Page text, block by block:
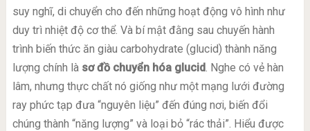
suy nghĩ, di chuyển cho đến những hoạt động vô hình như
duy trì nhiệt độ cơ thể. Và bí mật đằng sau chuyến hành
trình biến thức ăn giàu carbohydrate (glucid) thành năng
lượng chính là sơ đồ chuyển hóa glucid. Nghe có vẻ hàn
lâm, nhưng thực chất nó giống như một mạng lưới đường
ray phức tạp đưa “nguyên liệu” đến đúng nơi, biến đổi
chúng thành “năng lượng” và loại bỏ “rác thải”. Hiểu được